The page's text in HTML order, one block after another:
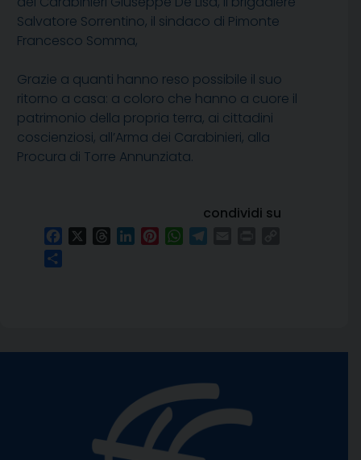
Salvatore Sorrentino, il sindaco di Pimonte
Francesco Somma,
Grazie a quanti hanno reso possibile il suo
ritorno a casa: a coloro che hanno a cuore il
patrimonio della propria terra, ai cittadini
coscienziosi, all’Arma dei Carabinieri, alla
Procura di Torre Annunziata.
condividi su
FacebookThreadsLinkedInPinterestWhatsApp